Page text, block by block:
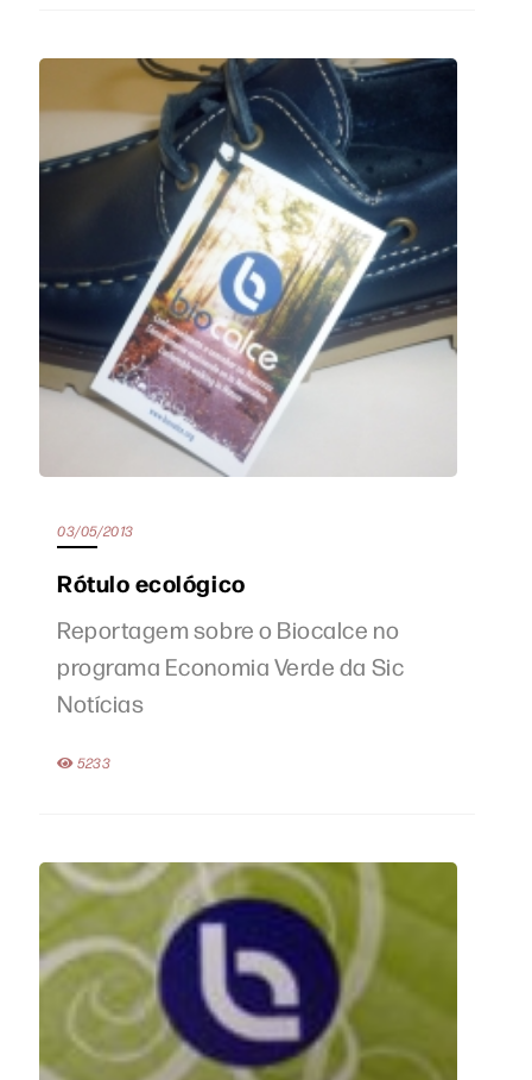
03/05/2013
Rótulo ecológico
Reportagem sobre o Biocalce no
programa Economia Verde da Sic
Notícias
5233